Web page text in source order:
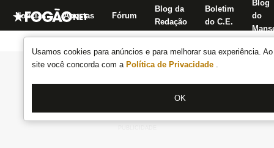
Usamos cookies para anúncios e para melhorar sua experiência.
site você concorda com a Política de Privacidade .
OK
Notícias Apostas Fórum
Blog da
Redação
Boletim
do C.E.
Blog
do